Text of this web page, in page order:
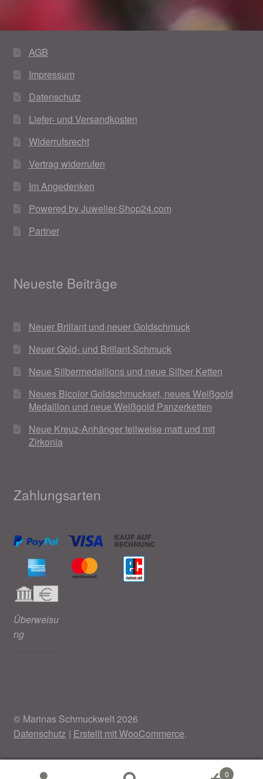
AGB
Impressum
Datenschutz
Liefer- und Versandkosten
Widerrufsrecht
Vertrag widerrufen
Im Angedenken
Powered by Juwelier-Shop24.com
Partner
Neueste Beiträge
Neuer Brillant und neuer Goldschmuck
Neuer Gold- und Brillant-Schmuck
Neue Silbermedaillons und neue Silber Ketten
Neues Bicolor Goldschmuckset, neues Weißgold
Medaillon und neue Weißgold Panzerketten
Neue Kreuz-Anhänger teilweise matt und mit
Zirkonia
Zahlungsarten
Überweisu
ng
© Marinas Schmuckwelt 2026
Datenschutz
Erstellt mit WooCommerce.
0